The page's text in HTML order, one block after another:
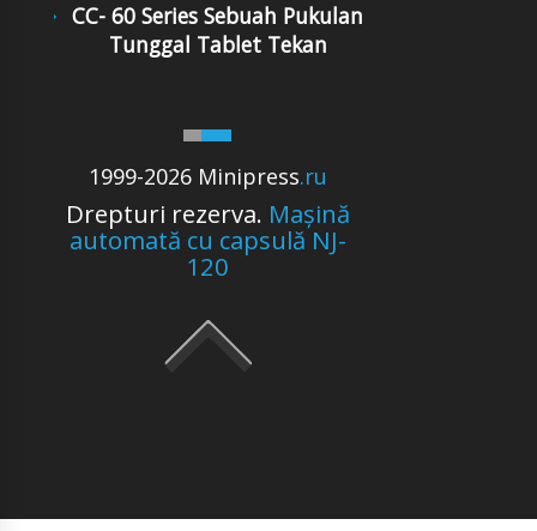
1999-2026 Minipress.ru
Drepturi rezerva. Mașină
automată cu capsulă NJ-
120
CC- 60 Series Sebuah Pukulan
Tunggal Tablet Tekan